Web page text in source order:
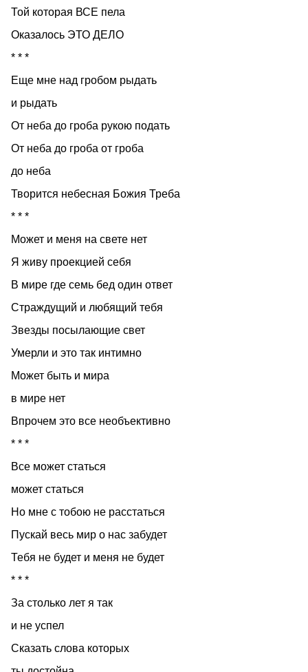
Той которая ВСЕ пела
Оказалось ЭТО ДЕЛО
* * *
Еще мне над гробом рыдать
и рыдать
От неба до гроба рукою подать
От неба до гроба от гроба
до неба
Творится небесная Божия Треба
* * *
Может и меня на свете нет
Я живу проекцией себя
В мире где семь бед один ответ
Страждущий и любящий тебя
Звезды посылающие свет
Умерли и это так интимно
Может быть и мира
в мире нет
Впрочем это все необъективно
* * *
Все может статься
может статься
Но мне с тобою не расстаться
Пускай весь мир о нас забудет
Тебя не будет и меня не будет
* * *
За столько лет я так
и не успел
Сказать слова которых